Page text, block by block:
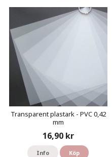
Transparent plastark - PVC 0,42
mm
16,90 kr
Info Köp